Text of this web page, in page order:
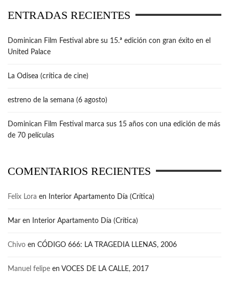
ENTRADAS RECIENTES
Dominican Film Festival abre su 15.ª edición con gran éxito en el
United Palace
La Odisea (crítica de cine)
estreno de la semana (6 agosto)
Dominican Film Festival marca sus 15 años con una edición de más
de 70 películas
COMENTARIOS RECIENTES
Felix Lora en Interior Apartamento Día (Crítica)
Mar en Interior Apartamento Día (Crítica)
Chivo en CÓDIGO 666: LA TRAGEDIA LLENAS, 2006
Manuel felipe en VOCES DE LA CALLE, 2017